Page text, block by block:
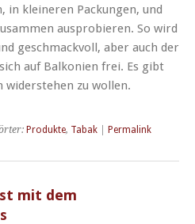
kleineren Packungen, und
ausprobieren. So wird
geschmackvoll, aber auch der
auf Balkonien frei. Es gibt
widerstehen zu wollen.
Produkte, Tabak Permalink
mit dem